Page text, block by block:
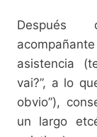
Después
asistencia
vai?”, a lo
obvio”),
un largo